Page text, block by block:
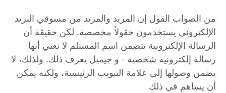
من الصواب القول إن المزيد والمزيد من مسوقي البريد
الإلكتروني يستخدمون حقولاً مخصصة. لكن حقيقة أن
الرسالة الإلكترونية تتضمن اسم المستلم لا تعني أنها
رسالة إلكترونية شخصية - و جيميل يعرف ذلك. ولذلك، لا
يضمن وصولها إلى علامة التبويب الرئيسية، ولكنه يمكن
أن يساهم في ذلك